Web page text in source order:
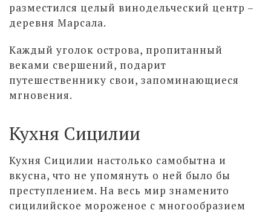
разместился целый винодельческий центр –
деревня Марсала.
Каждый уголок острова, пропитанный
веками свершений, подарит
путешественнику свои, запоминающиеся
мгновения.
Кухня Сицилии
Кухня Сицилии настолько самобытна и
вкусна, что не упомянуть о ней было бы
преступлением. На весь мир знаменито
сицилийское мороженое с многообразием